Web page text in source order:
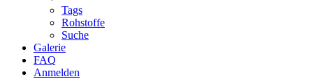
Tags
Rohstoffe
Suche
Galerie
FAQ
Anmelden